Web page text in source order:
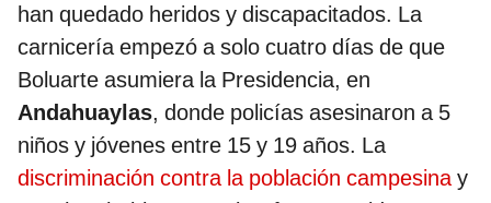
han quedado heridos y discapacitados. La
carnicería empezó a solo cuatro días de que
Boluarte asumiera la Presidencia, en
Andahuaylas, donde policías asesinaron a 5
niños y jóvenes entre 15 y 19 años. La
discriminación contra la población campesinay